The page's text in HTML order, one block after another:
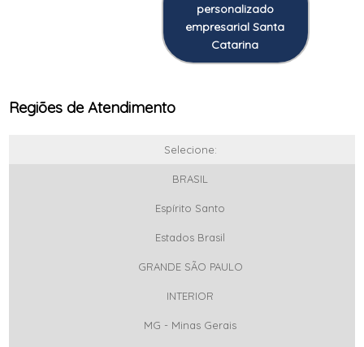
personalizado
empresarial Santa
Catarina
Regiões de Atendimento
Selecione:
BRASIL
Espírito Santo
Estados Brasil
GRANDE SÃO PAULO
INTERIOR
MG - Minas Gerais